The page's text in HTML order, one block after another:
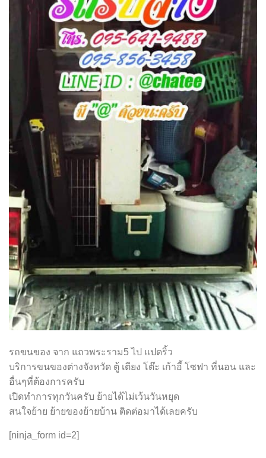
รถขนของ จาก แถวพระราม5 ไป แปดริ้ว
บริการขนของต่างจังหวัด ตู้ เตียง โต๊ะ เก้าอี้ โซฟา ที่นอน และ
อื่นๆที่ต้องการครับ
เปิดทำการทุกวันครับ ย้ายได้ไม่เว้นวันหยุด
สนใจย้าย ย้ายของย้ายบ้าน ติดต่อมาได้เลยครับ
[ninja_form id=2]